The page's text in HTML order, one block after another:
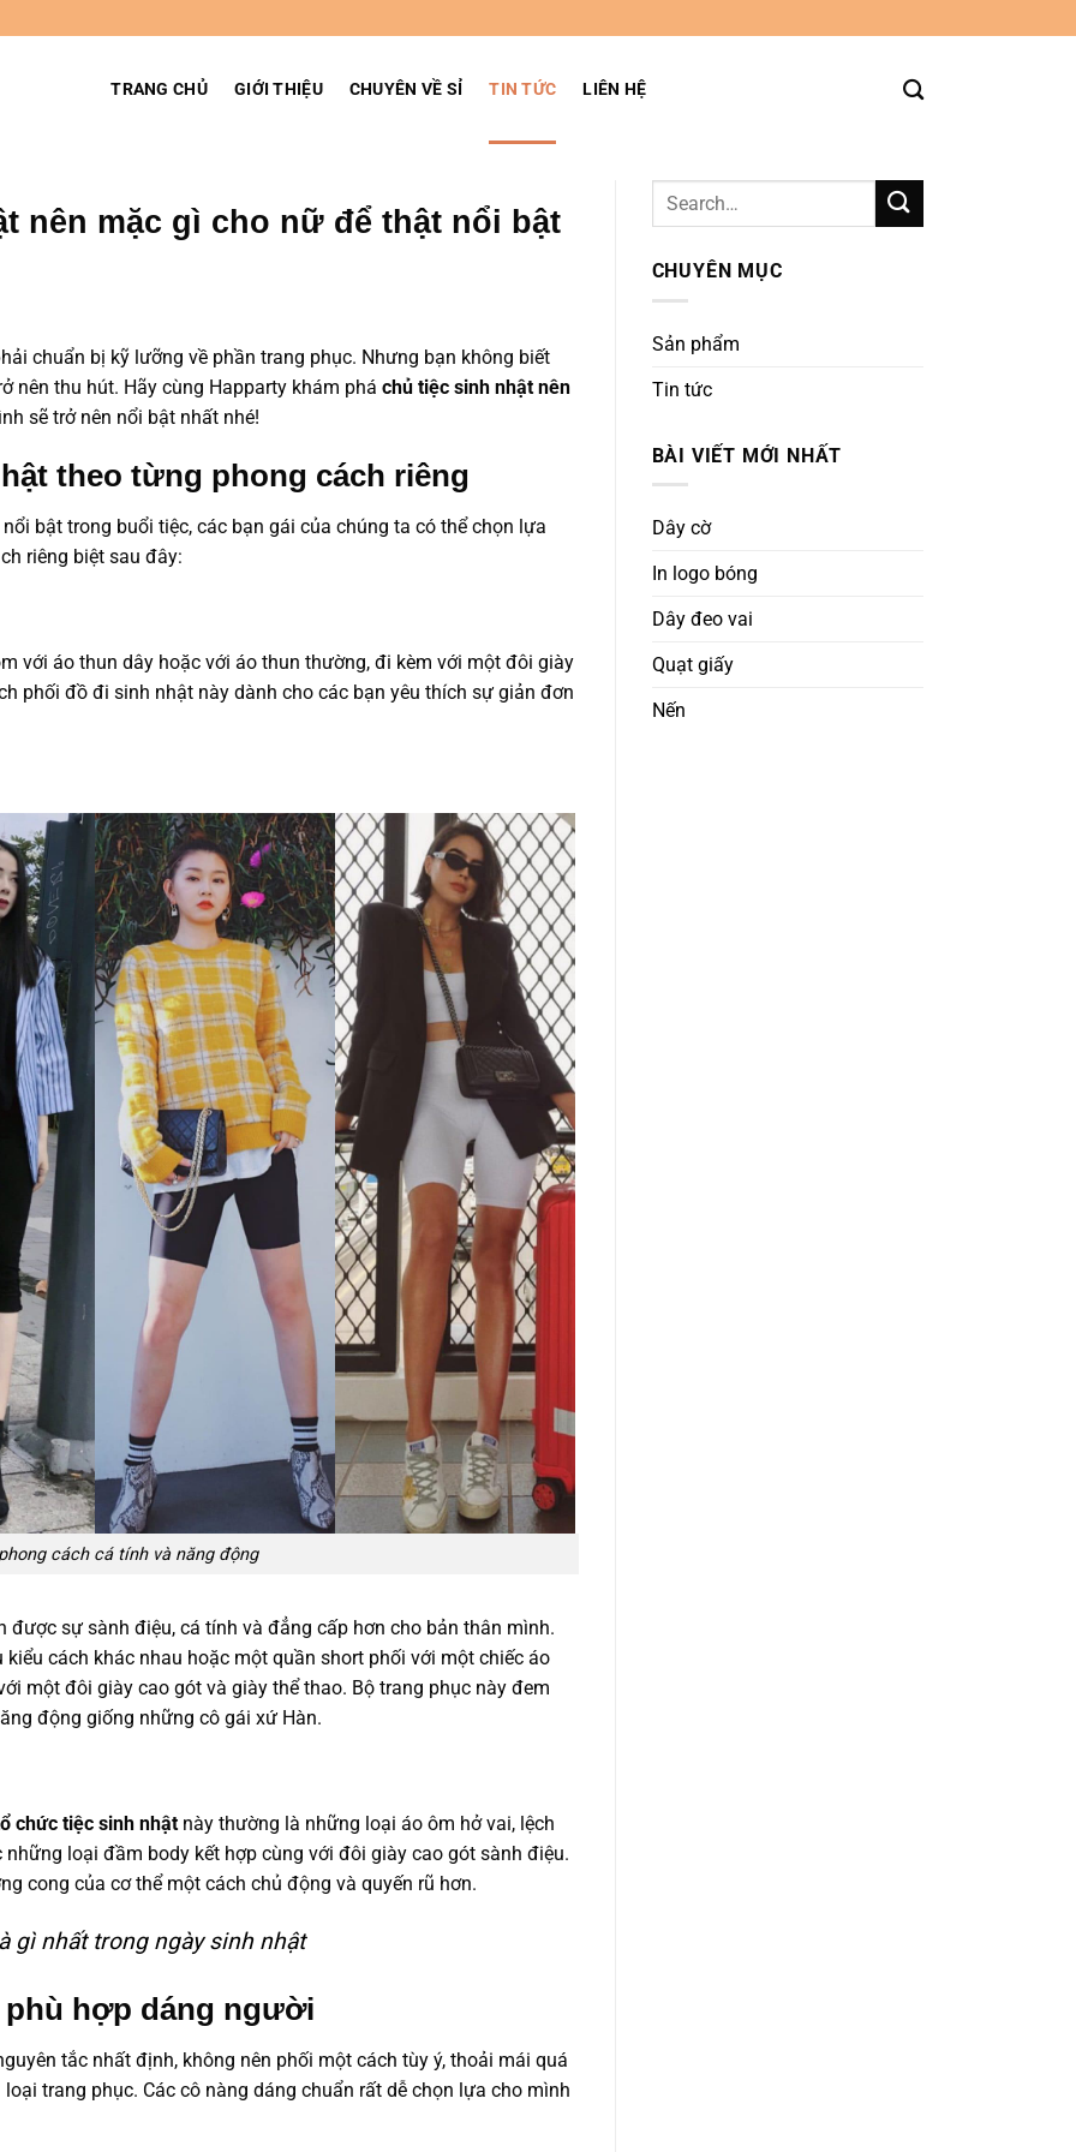
TRANG CHỦ GIỚI THIỆU CHUYÊN VỀ SỈ TIN TỨC LIÊN HỆ
nên mặc gì cho nữ để thật nổi bật
chuẩn bị kỹ lưỡng về phần trang phục. Nhưng bạn không biết
nên thu hút. Hãy cùng Happarty khám phá chủ tiệc sinh nhật nên
sẽ trở nên nổi bật nhất nhé!
theo từng phong cách riêng
bật trong buổi tiệc, các bạn gái của chúng ta có thể chọn lựa
riêng biệt sau đây:
với áo thun dây hoặc với áo thun thường, đi kèm với một đôi giày
phối đồ đi sinh nhật này dành cho các bạn yêu thích sự giản đơn
cách cá tính và năng động
được sự sành điệu, cá tính và đẳng cấp hơn cho bản thân mình.
cách khác nhau hoặc một quần short phối với một chiếc áo
một đôi giày cao gót và giày thể thao. Bộ trang phục này đem
động giống những cô gái xứ Hàn.
chức tiệc sinh nhật này thường là những loại áo ôm hở vai, lệch
loại đầm body kết hợp cùng với đôi giày cao gót sành điệu.
cong của cơ thể một cách chủ động và quyến rũ hơn.
gì nhất trong ngày sinh nhật
hợp dáng người
tắc nhất định, không nên phối một cách tùy ý, thoải mái quá
trang phục. Các cô nàng dáng chuẩn rất dễ chọn lựa cho mình
CHUYÊN MỤC
Sản phẩm
Tin tức
BÀI VIẾT MỚI NHẤT
Dây cờ
In logo bóng
Dây đeo vai
Quạt giấy
Nến